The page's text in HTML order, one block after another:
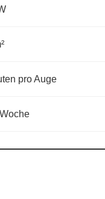
pro Auge